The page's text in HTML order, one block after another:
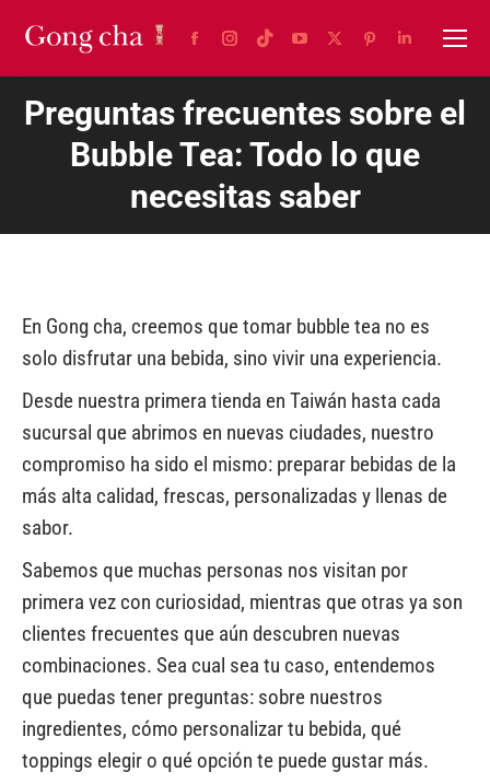
Facebook
page
opens
in
new
window
Instagram
page
opens
in
new
window
TikTok
page
opens
in
new
window
YouTube
page
opens
in
new
window
X
page
opens
in
new
window
Pinterest
page
opens
in
new
Linkedin
page
opens
in
new
Preguntas frecuentes sobre el
Bubble Tea: Todo lo que
necesitas saber
En Gong cha, creemos que tomar bubble tea no es
solo disfrutar una bebida, sino vivir una experiencia.
Desde nuestra primera tienda en Taiwán hasta cada
sucursal que abrimos en nuevas ciudades, nuestro
compromiso ha sido el mismo: preparar bebidas de la
más alta calidad, frescas, personalizadas y llenas de
sabor.
Sabemos que muchas personas nos visitan por
primera vez con curiosidad, mientras que otras ya son
clientes frecuentes que aún descubren nuevas
combinaciones. Sea cual sea tu caso, entendemos
que puedas tener preguntas: sobre nuestros
ingredientes, cómo personalizar tu bebida, qué
toppings elegir o qué opción te puede gustar más.